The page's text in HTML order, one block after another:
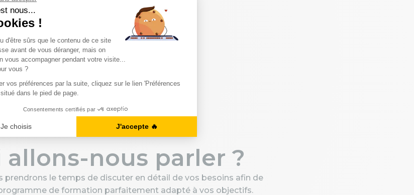
on vit une
qu’une seule
allons-nous parler ?
prendrons le temps de discuter en détail de vos besoins afin de
de formation parfaitement adapté à vos objectifs.